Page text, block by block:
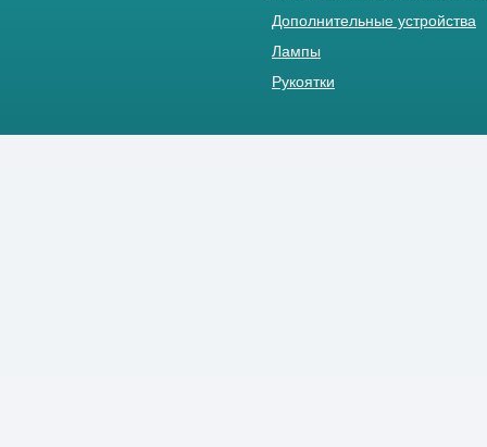
Дополнительные устройства
Лампы
Рукоятки